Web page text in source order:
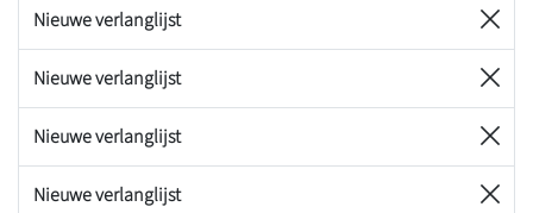
Nieuwe verlanglijst
Nieuwe verlanglijst
Nieuwe verlanglijst
Nieuwe verlanglijst